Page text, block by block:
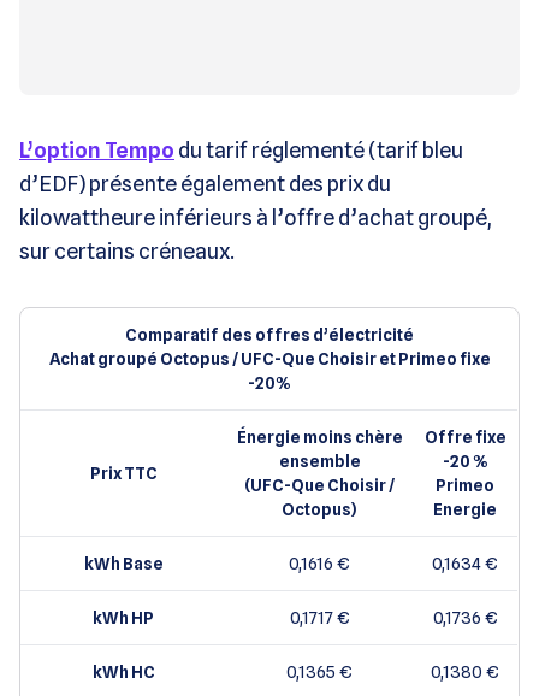
L’option Tempo du tarif réglementé (tarif bleu
d’EDF) présente également des prix du
kilowattheure inférieurs à l’offre d’achat groupé,
sur certains créneaux.
Comparatif des offres d’électricité
Achat groupé Octopus / UFC-Que Choisir et Primeo fixe
-20%
Prix TTC
Énergie moins chère
ensemble
(UFC-Que Choisir /
Octopus)
Offre fixe
-20 %
Primeo
Energie
kWh Base 0,1616 € 0,1634 €
kWh HP 0,1717 € 0,1736 €
kWh HC 0,1365 € 0,1380 €